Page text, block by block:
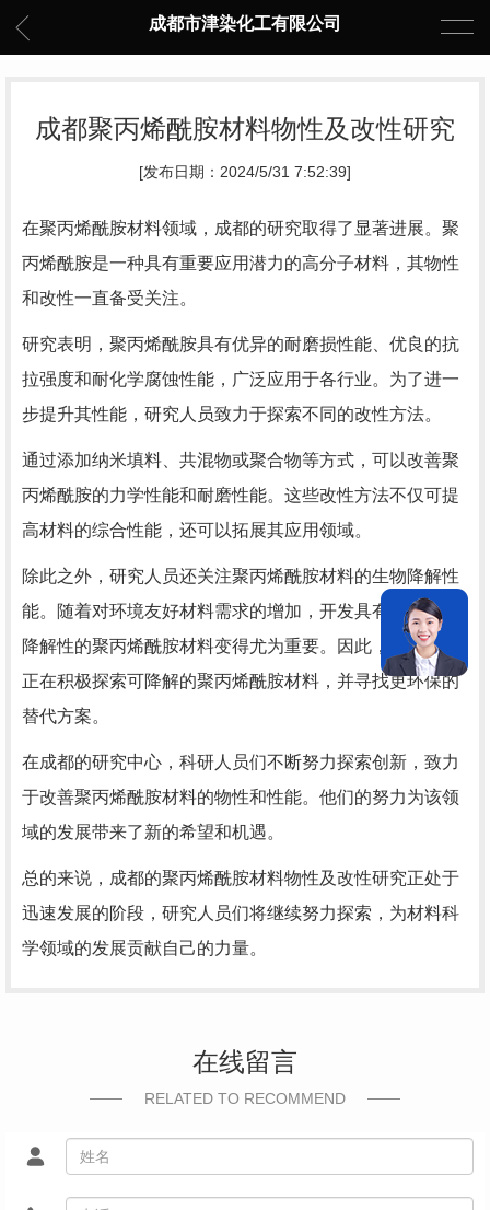
成都市津染化工有限公司
成都聚丙烯酰胺材料物性及改性研究
[发布日期：2024/5/31 7:52:39]
在聚丙烯酰胺材料领域，成都的研究取得了显著进展。聚
丙烯酰胺是一种具有重要应用潜力的高分子材料，其物性
和改性一直备受关注。
研究表明，聚丙烯酰胺具有优异的耐磨损性能、优良的抗
拉强度和耐化学腐蚀性能，广泛应用于各行业。为了进一
步提升其性能，研究人员致力于探索不同的改性方法。
通过添加纳米填料、共混物或聚合物等方式，可以改善聚
丙烯酰胺的力学性能和耐磨性能。这些改性方法不仅可提
高材料的综合性能，还可以拓展其应用领域。
除此之外，研究人员还关注聚丙烯酰胺材料的生物降解性
能。随着对环境友好材料需求的增加，开发具有良好生物
降解性的聚丙烯酰胺材料变得尤为重要。因此，研究人员
正在积极探索可降解的聚丙烯酰胺材料，并寻找更环保的
替代方案。
在成都的研究中心，科研人员们不断努力探索创新，致力
于改善聚丙烯酰胺材料的物性和性能。他们的努力为该领
域的发展带来了新的希望和机遇。
总的来说，成都的聚丙烯酰胺材料物性及改性研究正处于
迅速发展的阶段，研究人员们将继续努力探索，为材料科
学领域的发展贡献自己的力量。
在线留言
RELATED TO RECOMMEND